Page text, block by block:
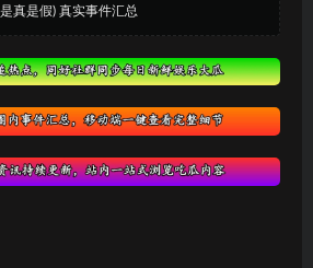
真是假) 真实事件汇总